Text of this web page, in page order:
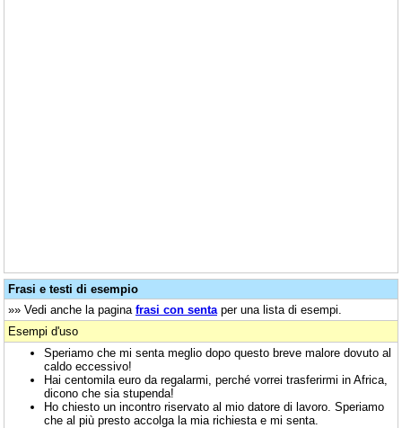
Frasi e testi di esempio
»» Vedi anche la pagina frasi con senta per una lista di esempi.
Esempi d'uso
Speriamo che mi senta meglio dopo questo breve malore dovuto al
caldo eccessivo!
Hai centomila euro da regalarmi, perché vorrei trasferirmi in Africa,
dicono che sia stupenda!
Ho chiesto un incontro riservato al mio datore di lavoro. Speriamo
che al più presto accolga la mia richiesta e mi senta.